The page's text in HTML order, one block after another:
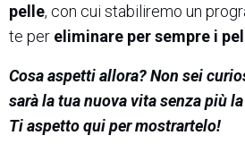
pelle, con cui stabiliremo un
te per eliminare per sempre i
Cosa aspetti allora? Non sei
sarà la tua nuova vita senza più
Ti aspetto qui per mostrartelo!